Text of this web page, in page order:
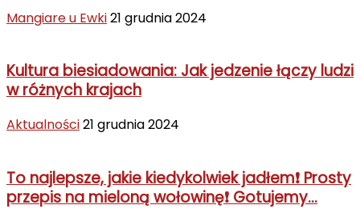
Mangiare u Ewki21 grudnia 2024
Kultura biesiadowania: Jak jedzenie łączy ludzi
w różnych krajach
Aktualności21 grudnia 2024
To najlepsze, jakie kiedykolwiek jadłem❗ Prosty
przepis na mieloną wołowinę❗ Gotujemy...